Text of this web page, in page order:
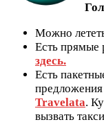
Можно
Есть прямые
здесь.
Есть
Travelata.
вызвать